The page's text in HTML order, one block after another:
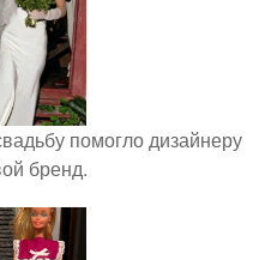
помогло дизайнеру
бренд.